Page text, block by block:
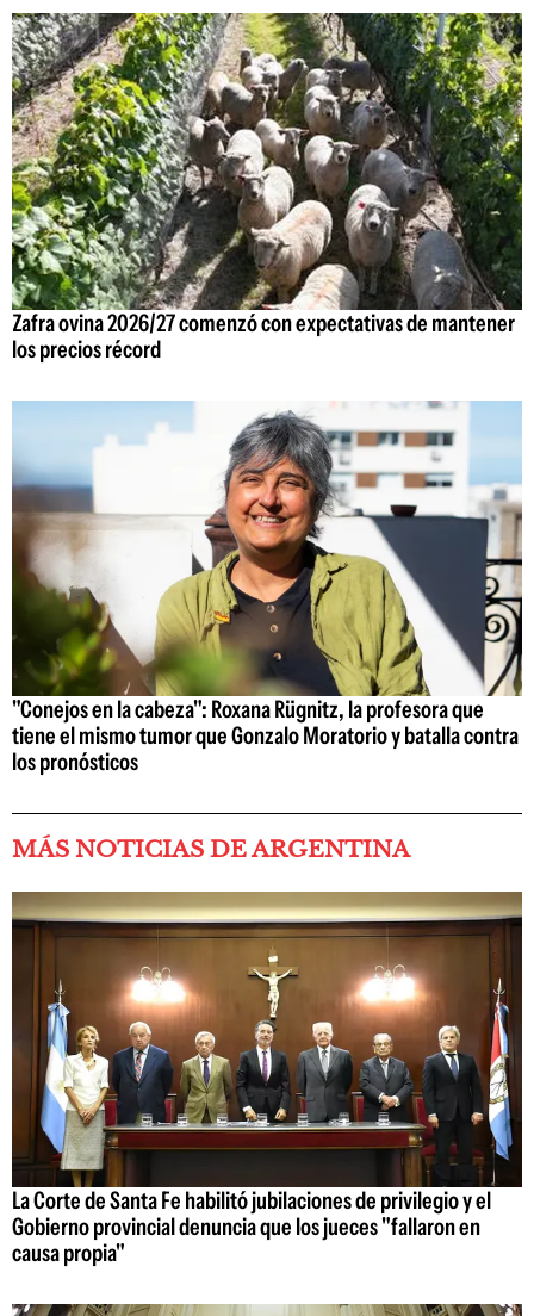
Zafra ovina 2026/27 comenzó con expectativas de mantener
los precios récord
"Conejos en la cabeza": Roxana Rügnitz, la profesora que
tiene el mismo tumor que Gonzalo Moratorio y batalla contra
los pronósticos
MÁS NOTICIAS DE ARGENTINA
La Corte de Santa Fe habilitó jubilaciones de privilegio y el
Gobierno provincial denuncia que los jueces "fallaron en
causa propia"